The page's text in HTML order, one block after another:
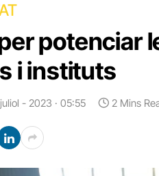
potenciar
i instituts
- 2023 · 05:55 2 Mins